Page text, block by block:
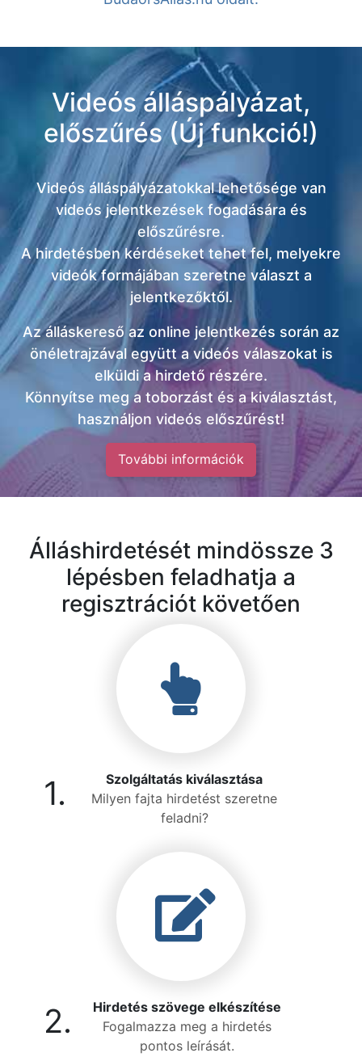
Videós álláspályázat,
előszűrés (Új funkció!)
Videós álláspályázatokkal lehetősége van
videós jelentkezések fogadására és
előszűrésre.
A hirdetésben kérdéseket tehet fel, melyekre
videók formájában szeretne választ a
jelentkezőktől.
Az álláskereső az online jelentkezés során az
önéletrajzával együtt a videós válaszokat is
elküldi a hirdető részére.
Könnyítse meg a toborzást és a kiválasztást,
használjon videós előszűrést!
További információk
Álláshirdetését mindössze 3
lépésben feladhatja a
regisztrációt követően
1.
Szolgáltatás kiválasztása
Milyen fajta hirdetést szeretne
feladni?
2.
Hirdetés szövege elkészítése
Fogalmazza meg a hirdetés
pontos leírását.